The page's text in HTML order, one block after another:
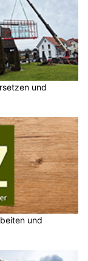
und
und